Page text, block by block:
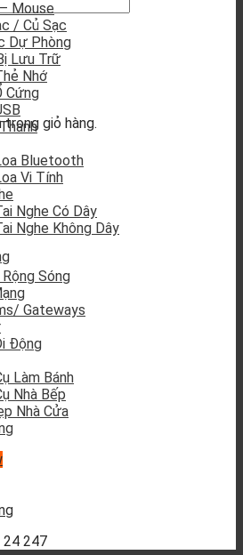
trong giỏ hàng.
Mouse
/ Củ Sạc
Dự Phòng
Lưu Trữ
Nhớ
Cứng
Bluetooth
Vi Tính
Nghe Có Dây
Nghe Không Dây
Sóng
Gateways
Động
Làm Bánh
Nhà Bếp
Nhà Cửa
24 247